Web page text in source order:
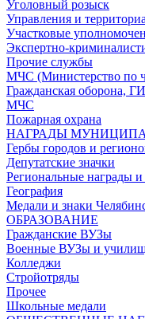
Уголовный розыск
Управления и
Участковые
Экспертно-
Прочие службы
МЧС (Министерство по
Гражданская оборона,
МЧС
Пожарная охрана
НАГРАДЫ
Гербы городов и
Депутатские значки
Региональные награды
География
Медали и знаки
ОБРАЗОВАНИЕ
Гражданские ВУЗы
Военные ВУЗы и
Колледжи
Стройотряды
Прочее
Школьные медали